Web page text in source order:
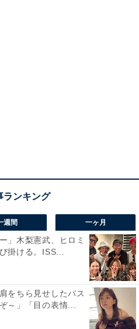
週間 一ヶ月
」木梨憲武、ヒロミ
掛ける。ISS...
をちら見せしたバス
～」「目の表情...